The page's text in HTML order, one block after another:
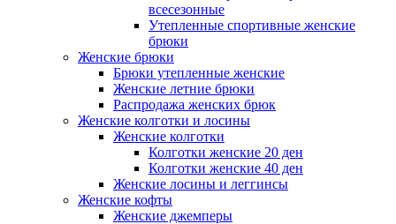
всесезонные
Утепленные спортивные женские
брюки
Женские брюки
Брюки утепленные женские
Женские летние брюки
Распродажа женских брюк
Женские колготки и лосины
Женские колготки
Колготки женские 20 ден
Колготки женские 40 ден
Женские лосины и леггинсы
Женские кофты
Женские джемперы